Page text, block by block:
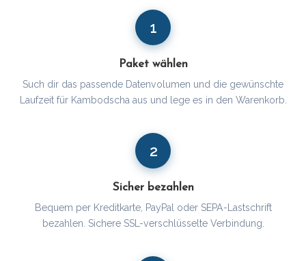
1
Paket wählen
Such dir das passende Datenvolumen und die gewünschte
Laufzeit für Kambodscha aus und lege es in den Warenkorb.
2
Sicher bezahlen
Bequem per Kreditkarte, PayPal oder SEPA-Lastschrift
bezahlen. Sichere SSL-verschlüsselte Verbindung.